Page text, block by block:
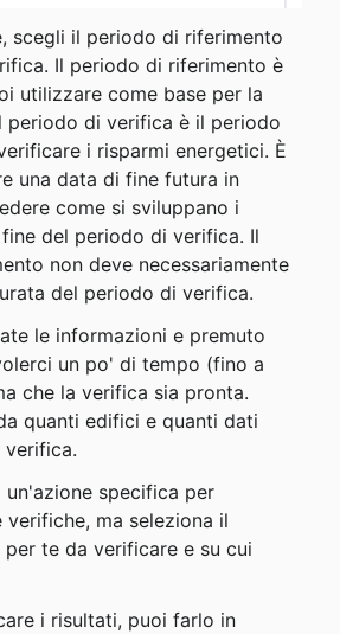
scegli il periodo di riferimento
Il periodo di riferimento è
utilizzare come base per la
periodo di verifica è il periodo
i risparmi energetici. È
una data di fine futura in
come si sviluppano i
del periodo di verifica. Il
non deve necessariamente
del periodo di verifica.
le informazioni e premuto
un po' di tempo (fino a
che la verifica sia pronta.
quanti edifici e quanti dati
verifica.
un'azione specifica per
ma seleziona il
te da verificare e su cui
i risultati, puoi farlo in